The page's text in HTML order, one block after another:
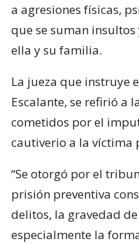
a agresiones físicas,
que se suman
ella y su familia.
La jueza que instruye
Escalante, se refirió a
cometidos por el
cautiverio a la víctima
“Se otorgó por el
prisión preventiva
delitos, la gravedad
especialmente la